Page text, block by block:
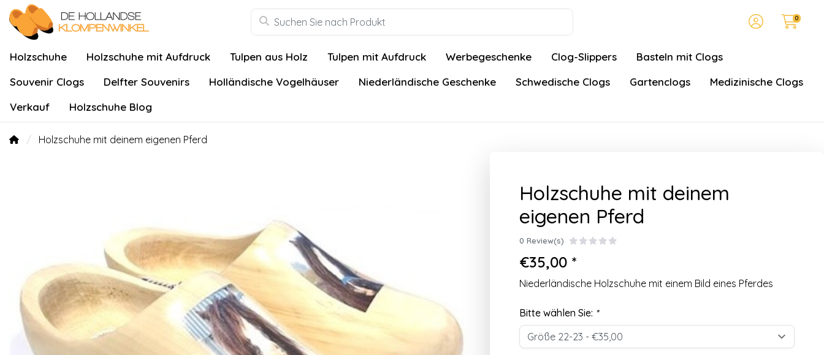
0
Holzschuhe Holzschuhe mit Aufdruck Tulpen aus Holz Tulpen mit Aufdruck Werbegeschenke Clog-Slippers
Basteln mit Clogs
Souvenir Clogs
Delfter Souvenirs Holländische Vogelhäuser Niederländische Geschenke Schwedische Clogs Gartenclogs
Medizinische Clogs
Verkauf
Holzschuhe Blog
Holzschuhe mit deinem eigenen Pferd
Holzschuhe mit deinem
eigenen Pferd
0 Review(s)
€35,00 *
Niederländische Holzschuhe mit einem Bild eines Pferdes
Bitte wählen Sie: *